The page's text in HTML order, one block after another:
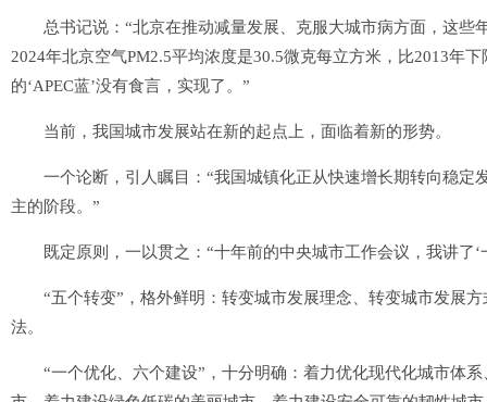
总书记说：“北京在推动减量发展、克服大城市病方面，这些
2024年北京空气PM2.5平均浓度是30.5微克每立方米，比2013年
的‘APEC蓝’没有食言，实现了。”
当前，我国城市发展站在新的起点上，面临着新的形势。
一个论断，引人瞩目：“我国城镇化正从快速增长期转向稳定
主的阶段。”
既定原则，一以贯之：“十年前的中央城市工作会议，我讲了‘
“五个转变”，格外鲜明：转变城市发展理念、转变城市发展方
法。
“一个优化、六个建设”，十分明确：着力优化现代化城市体系